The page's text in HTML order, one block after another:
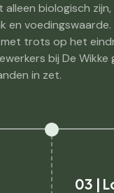
biologisch
en
trots op het
bij De
in zet.
03 |